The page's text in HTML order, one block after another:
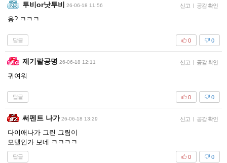
투비or낫투비 26-06-18 11:56 신고 | 공감 확인
응? ㅋㅋㅋ
답글 0
0
제기랄공명 26-06-18 12:11 신고 | 공감 확인
귀여워
답글 0
0
써펜트 나가 26-06-18 13:29 신고 | 공감 확인
다이애나가 그린 그림이
모델인가 보네 ㅋㅋㅋㅋ
답글 0
0